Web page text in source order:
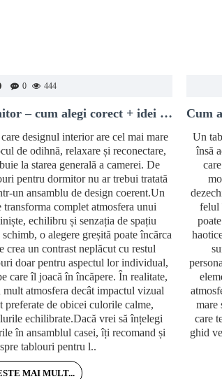
0 444
Tablouri pentru dormitor – cum alegi corect + idei moderne de decor
designul interior are cel mai mare
de odihnă, relaxare și reconectare,
la starea generală a camerei. De
pentru dormitor nu ar trebui tratată
un ansamblu de design coerent.Un
transforma complet atmosfera unui
echilibru și senzația de spațiu
o alegere greșită poate încărca
crea un contrast neplăcut cu restul
doar pentru aspectul lor individual,
care îl joacă în încăpere. În realitate,
atmosfera decât impactul vizual
preferate de obicei culorile calme,
echilibrate.Dacă vrei să înțelegi
în ansamblul casei, îți recomand și
tablouri pentru l..
MAI MULT...
Un
însă
felul
mare
care
ghid